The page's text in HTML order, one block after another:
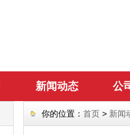
新闻动态 公
你的位置： 首页 > 新闻